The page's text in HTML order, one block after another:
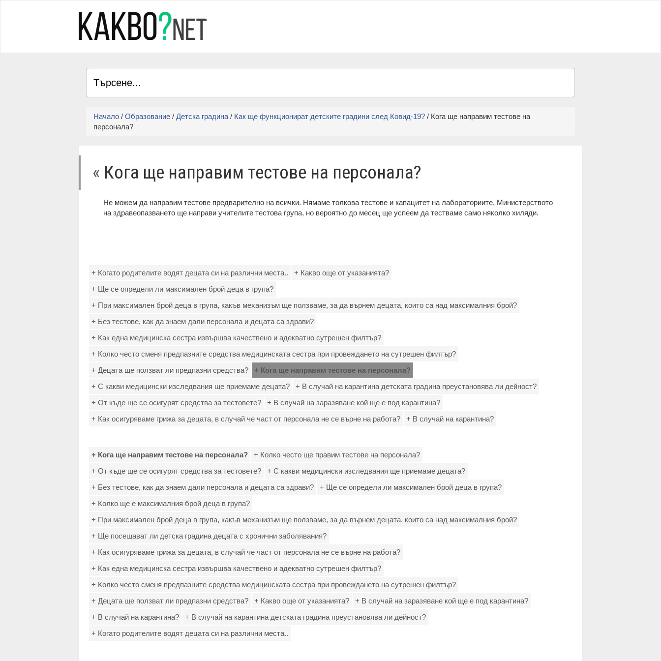
Начало / Образование / Детска градина / Как ще функционират детските градини след Ковид-19? / Кога ще направим тестове на
персонала?
« Кога ще направим тестове на персонала?
Не можем да направим тестове предварително на всички. Нямаме толкова тестове и капацитет на лабораториите. Министерството
на здравеопазването ще направи учителите тестова група, но вероятно до месец ще успеем да тестваме само няколко хиляди.
+ Когато родителите водят децата си на различни места..
+ Какво още от указанията?
+ Ще се определи ли максимален брой деца в група?
+ При максимален брой деца в група, какъв механизъм ще ползваме, за да върнем децата, които са над максималния брой?
+ Без тестове, как да знаем дали персонала и децата са здрави?
+ Как една медицинска сестра извършва качествено и адекватно сутрешен филтър?
+ Колко често сменя предпазните средства медицинската сестра при провеждането на сутрешен филтър?
+ Децата ще ползват ли предпазни средства?
+ Кога ще направим тестове на персонала?
+ С какви медицински изследвания ще приемаме децата?
+ В случай на карантина детската градина преустановява ли дейност?
+ От къде ще се осигурят средства за тестовете?
+ В случай на заразяване кой ще е под карантина?
+ Как осигуряваме грижа за децата, в случай че част от персонала не се върне на работа?
+ В случай на карантина?
+ Кога ще направим тестове на персонала?
+ Колко често ще правим тестове на персонала?
+ От къде ще се осигурят средства за тестовете?
+ С какви медицински изследвания ще приемаме децата?
+ Без тестове, как да знаем дали персонала и децата са здрави?
+ Ще се определи ли максимален брой деца в група?
+ Колко ще е максималния брой деца в група?
+ При максимален брой деца в група, какъв механизъм ще ползваме, за да върнем децата, които са над максималния брой?
+ Ще посещават ли детска градина децата с хронични заболявания?
+ Как осигуряваме грижа за децата, в случай че част от персонала не се върне на работа?
+ Как една медицинска сестра извършва качествено и адекватно сутрешен филтър?
+ Колко често сменя предпазните средства медицинската сестра при провеждането на сутрешен филтър?
+ Децата ще ползват ли предпазни средства?
+ Какво още от указанията?
+ В случай на заразяване кой ще е под карантина?
+ В случай на карантина?
+ В случай на карантина детската градина преустановява ли дейност?
+ Когато родителите водят децата си на различни места..